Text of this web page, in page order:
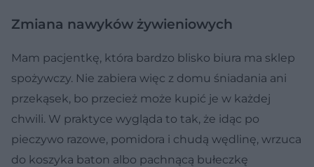
Zmiana nawyków żywieniowych
Mam pacjentkę, która bardzo blisko biura ma sklep
spożywczy. Nie zabiera więc z domu śniadania ani
przekąsek, bo przecież może kupić je w każdej
chwili. W praktyce wygląda to tak, że idąc po
pieczywo razowe, pomidora i chudą wędlinę, wrzuca
do koszyka baton albo pachnącą bułeczkę